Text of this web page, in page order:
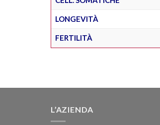
LONGEVITÀ
FERTILITÀ
L’AZIENDA